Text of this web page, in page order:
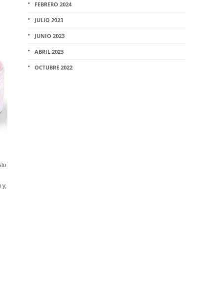
FEBRERO 2024
JULIO 2023
JUNIO 2023
ABRIL 2023
OCTUBRE 2022